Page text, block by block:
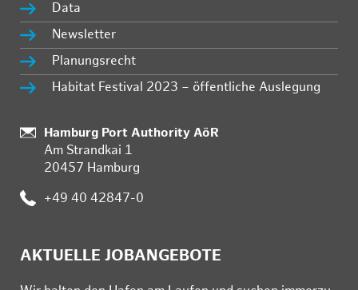
Data
Newsletter
Planungsrecht
Habitat Festival 2023 – öffentliche Auslegung
Standort:
Hamburg Port Authority AöR
Am Strandkai 1
20457 Hamburg
Telefon:
+49 40 42847-0
AKTUELLE JOBANGEBOTE